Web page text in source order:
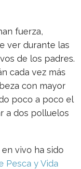
fuerza,
ver durante las
de los padres.
cada vez más
con mayor
poco a poco el
a dos polluelos
vivo ha sido
Pesca y Vida